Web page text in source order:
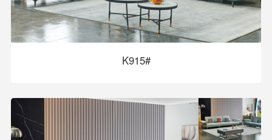
K915#